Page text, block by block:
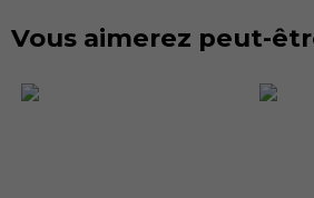
Vous aimerez peut-